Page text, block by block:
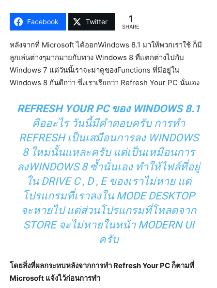
Facebook Twitter 1
SHARE
หลังจากที่ Microsoft ได้ออกWindows 8.1 มาให้พวกเราใช้ ก็มี
ลูกเล่นต่างๆมากมายกับทาง Windows 8 ที่แตกต่างไปกับ
Windows 7 แต่วันนี้เราจะมาดูของFunctions ที่มีอยู่ใน
Windows 8 กันดีกว่า ซึ่งเราเรียกว่า Refresh Your PC นั่นเอง
REFRESH YOUR PC ของ WINDOWS 8.1
คืออะไร วันนี้มีคำตอบครับ การทำ
REFRESH เป็นเสมือนการลง WINDOWS
8 ใหม่นั้นแหละครับ แต่เป็นเหมือนการ
ลงWINDOWS 8 ซ้ำนั่นเอง ทำให้ไฟล์ที่อยู่
ใน DRIVE C , D , E ของเราไม่หาย แต่
โปรแกรมที่เราลงใน MODE DESKTOP
จะหายไป แต่ส่วนโปรแกรมที่โหลดจาก
STORE จะไม่หายในหน้า MODERN UI
ครับ
โดยสิ่งที่ผลกระทบหลังจากการทำ Refresh Your PC ก็ตามที่
Microsoft แจ้งไว้ก่อนการทำ